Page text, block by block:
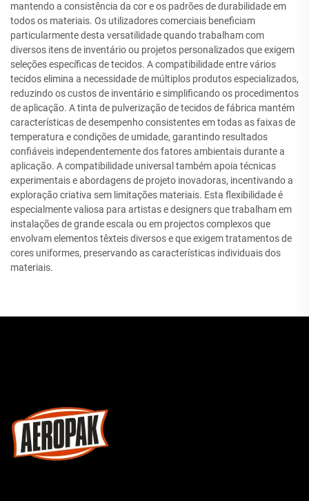
mantendo a consistência da cor e os padrões de durabilidade em
todos os materiais. Os utilizadores comerciais beneficiam
particularmente desta versatilidade quando trabalham com
diversos itens de inventário ou projetos personalizados que exigem
seleções específicas de tecidos. A compatibilidade entre vários
tecidos elimina a necessidade de múltiplos produtos especializados,
reduzindo os custos de inventário e simplificando os procedimentos
de aplicação. A tinta de pulverização de tecidos de fábrica mantém
características de desempenho consistentes em todas as faixas de
temperatura e condições de umidade, garantindo resultados
confiáveis independentemente dos fatores ambientais durante a
aplicação. A compatibilidade universal também apoia técnicas
experimentais e abordagens de projeto inovadoras, incentivando a
exploração criativa sem limitações materiais. Esta flexibilidade é
especialmente valiosa para artistas e designers que trabalham em
instalações de grande escala ou em projectos complexos que
envolvam elementos têxteis diversos e que exigem tratamentos de
cores uniformes, preservando as características individuais dos
materiais.